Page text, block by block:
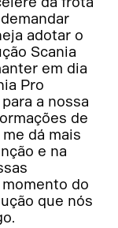
adotar o
Scania
em dia
Pro
a nossa
de
dá mais
e na
do
que nós